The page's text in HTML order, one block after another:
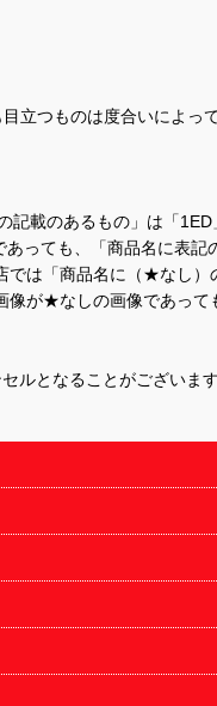
つものは度合いによっ
載のあるもの」は「
っても、「商品名に表記
は「商品名に（★なし
が★なしの画像であって
ルとなることがございます